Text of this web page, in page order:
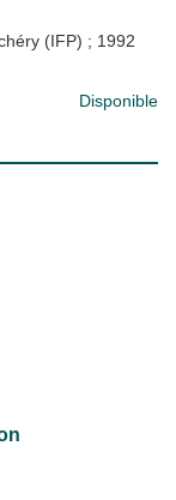
(IFP) ; 1992
Disponible